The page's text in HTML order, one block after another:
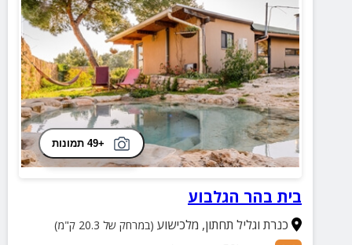
+49 תמונות
בית בהר הגלבוע
כנרת וגליל תחתון, מלכישוע (במרחק של 20.3 ק"מ)